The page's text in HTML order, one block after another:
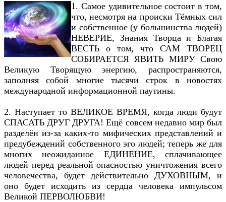
1. Самое удивительное состоит в том,
что, несмотря на происки Тёмных сил
и собственное (у большинства людей)
НЕВЕРИЕ, Знания Творца и Благая
ВЕСТЬ о том, что САМ ТВОРЕЦ
СОБИРАЕТСЯ ЯВИТЬ МИРУ Свою
Великую Творящую энергию, распространяются,
заполняя собой многие тысячи строк в новостях
международной информационной паутины.
2. Наступает то ВЕЛИКОЕ ВРЕМЯ, когда люди будут
СПАСАТЬ ДРУГ ДРУГА! Ещё совсем недавно мир был
разделён из-за каких-то мифических представлений и
предубеждений собственного эго людей; теперь же для
многих неожиданное ЕДИНЕНИЕ, сплачивающее
людей перед реальной опасностью уничтожения всего
человечества, будет действительно ДУХОВНЫМ, и
оно будет исходить из сердца человека импульсом
Великой ПЕРВОЛЮБВИ!